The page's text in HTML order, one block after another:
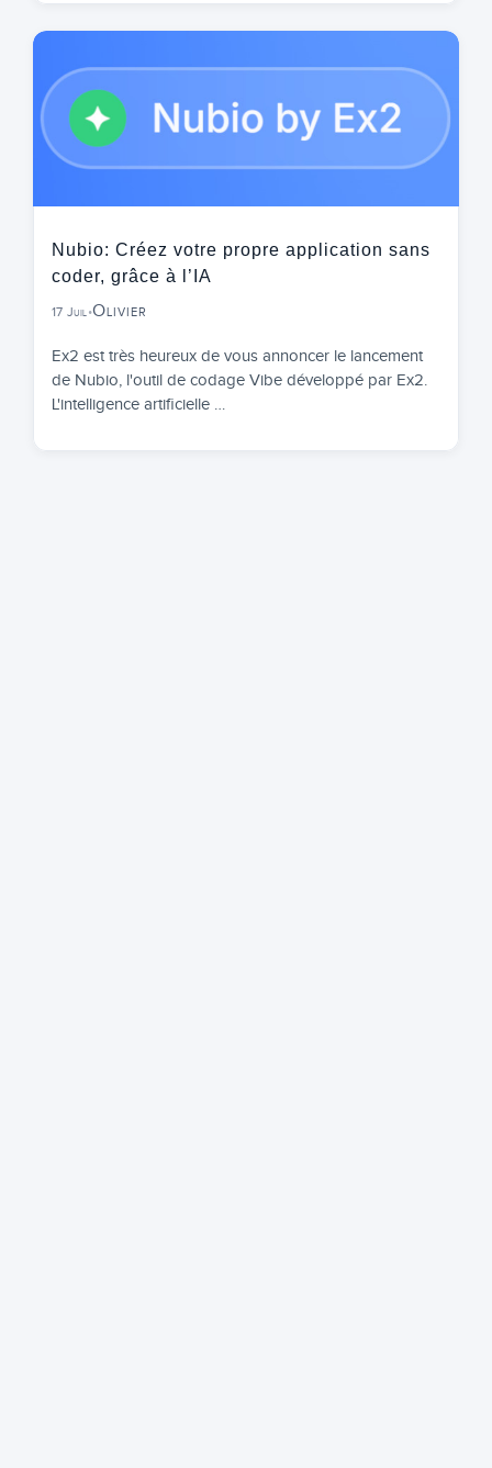
Nubio: Créez votre propre application sans
coder, grâce à l’IA
17 Juil•Olivier
Ex2 est très heureux de vous annoncer le lancement
de Nubio, l'outil de codage Vibe développé par Ex2.
L'intelligence artificielle …